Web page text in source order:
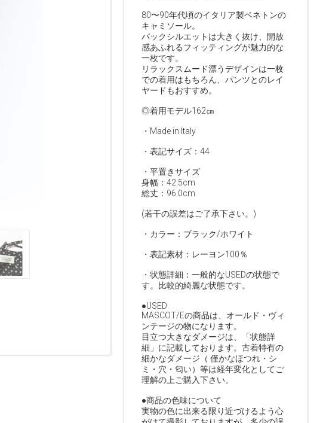
80〜90年代頃のイタリア製ベネトンの
キャミソール。
バックシルエットは大きく抜け、開放
感あふれるフィッティングが魅力的な
一枚です。
リラックスムード漂うデザインは一枚
での着用はもちろん、パンツとのレイ
ヤードもおすすめ。
◎着用モデル162㎝
・Made in Italy
・表記サイズ：44
・平置きサイズ
身幅：42.5cm
総丈：96.0cm
(若干の誤差はご了承下さい。)
・カラー：ブラック/ホワイト
・表記素材：レーヨン100％
・状態詳細：一般的なUSEDの状態で
す。比較的綺麗な状態です。
●USED
MASCOT/Eの商品は、オールド・ヴィ
ンテージの物になります。
目立つ大きなダメージは、「状態詳
細」に記載しております。古着特有の
細かなダメージ（ 僅かなほつれ・シ
ミ・穴・匂い）等は経年変化としてご
理解の上ご購入下さい。
●商品の色味について
実物の色に出来る限り近づけるよう心